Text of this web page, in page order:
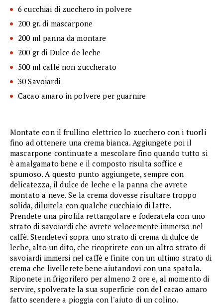
6 cucchiai di zucchero in polvere
200 gr. di mascarpone
200 ml panna da montare
200 gr di Dulce de leche
500 ml caffé non zuccherato
30 Savoiardi
Cacao amaro in polvere per guarnire
Montate con il frullino elettrico lo zucchero con i tuorli
fino ad ottenere una crema bianca. Aggiungete poi il
mascarpone continuate a mescolare fino quando tutto si
è amalgamato bene e il composto risulta soffice e
spumoso. A questo punto aggiungete, sempre con
delicatezza, il dulce de leche e la panna che avrete
montato a neve. Se la crema dovesse risultare troppo
solida, diluitela con qualche cucchiaio di latte.
Prendete una pirofila rettangolare e foderatela con uno
strato di savoiardi che avrete velocemente immerso nel
caffè. Stendetevi sopra uno strato di crema di dulce de
leche, alto un dito, che ricoprirete con un altro strato di
savoiardi immersi nel caffè e finite con un ultimo strato di
crema che livellerete bene aiutandovi con una spatola.
Riponete in frigorifero per almeno 2 ore e, al momento di
servire, spolverate la sua superficie con del cacao amaro
fatto scendere a pioggia con l'aiuto di un colino.